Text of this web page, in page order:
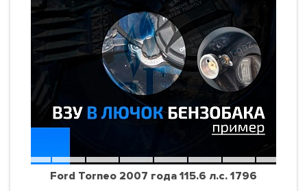
Ford Torneo 2007 года 115.6 л.с. 1796